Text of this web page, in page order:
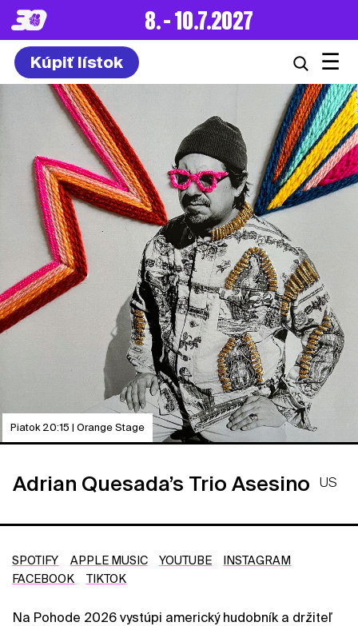
8. – 10.7.2027
Kúpiť lístok ☰
Piatok 20:15 | Orange Stage
Adrian Quesada’s Trio Asesino US
SPOTIFY APPLE MUSIC YOUTUBE
INSTAGRAM
FACEBOOK
TIKTOK
Na Pohode 2026 vystúpi americký hudobník a držiteľ